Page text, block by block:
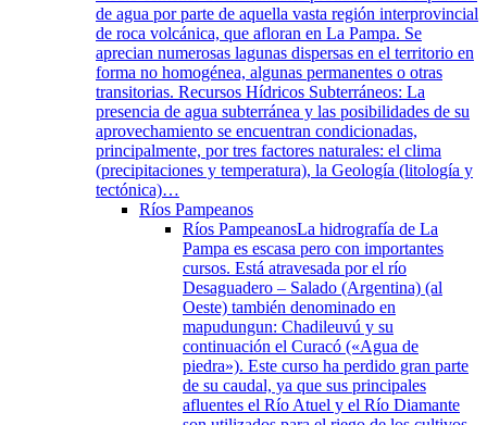
de agua por parte de aquella vasta región interprovincial
de roca volcánica, que afloran en La Pampa. Se
aprecian numerosas lagunas dispersas en el territorio en
forma no homogénea, algunas permanentes o otras
transitorias. Recursos Hídricos Subterráneos: La
presencia de agua subterránea y las posibilidades de su
aprovechamiento se encuentran condicionadas,
principalmente, por tres factores naturales: el clima
(precipitaciones y temperatura), la Geología (litología y
tectónica)…
Ríos Pampeanos
Ríos PampeanosLa hidrografía de La
Pampa es escasa pero con importantes
cursos. Está atravesada por el río
Desaguadero – Salado (Argentina) (al
Oeste) también denominado en
mapudungun: Chadileuvú y su
continuación el Curacó («Agua de
piedra»). Este curso ha perdido gran parte
de su caudal, ya que sus principales
afluentes el Río Atuel y el Río Diamante